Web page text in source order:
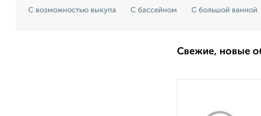
С возможностью выкупа С бассейном С большой ванной
Свежие, новые